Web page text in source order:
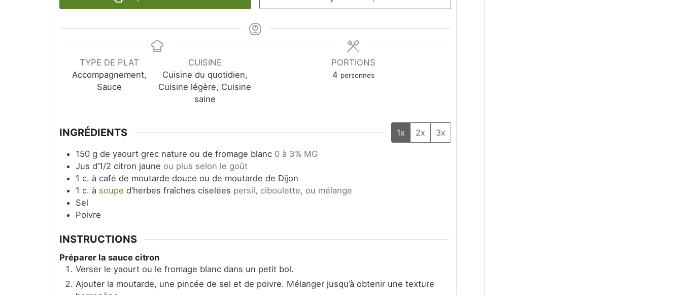
TYPE DE PLAT
Accompagnement,
Sauce
CUISINE
Cuisine du quotidien,
Cuisine légère, Cuisine
saine
PORTIONS
4 personnes
INGRÉDIENTS 1x 2x 3x
150 g de yaourt grec nature ou de fromage blanc 0 à 3% MG
Jus d’1/2 citron jaune ou plus selon le goût
1 c. à café de moutarde douce ou de moutarde de Dijon
1 c. à soupe d’herbes fraîches ciselées persil, ciboulette, ou mélange
Sel
Poivre
INSTRUCTIONS
Préparer la sauce citron
Verser le yaourt ou le fromage blanc dans un petit bol.
Ajouter la moutarde, une pincée de sel et de poivre. Mélanger jusqu’à obtenir une texture